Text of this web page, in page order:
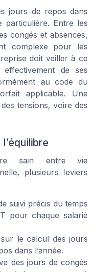
jours de repos dans
particulière. Entre les
congés et absences,
complexe pour les
doit veiller à ce
de ses
au code du
applicable. Une
tensions, voire des
sain entre vie
plusieurs leviers
suivi précis du temps
pour chaque salarié
le calcul des jours
dans l’année.
des jours de congés